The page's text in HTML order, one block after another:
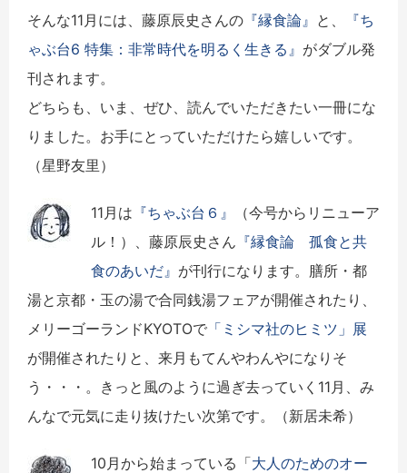
そんな11月には、藤原辰史さんの 『縁食論』 と、
『ち
ゃぶ台6 特集：非常時代を明るく生きる』 がダブル発
刊されます。
どちらも、いま、ぜひ、読んでいただきたい一冊にな
りました。 お手にとっていただけたら嬉しいです。
（星野友里）
11月は 『ちゃぶ台６』
（今号からリニューア
ル！）、藤原辰史さん 『縁食論 孤食と共
食のあいだ』 が刊行になります。膳所・都
湯と京都・玉の湯で合同銭湯フェアが開催されたり、
メリーゴーランドKYOTOで 「ミシマ社のヒミツ」展
が開催されたりと、来月もてんやわんやになりそ
う・・・。きっと風のように過ぎ去っていく11月、み
んなで元気に走り抜けたい次第です。（新居未希）
10月から始まっている「大人のためのオー